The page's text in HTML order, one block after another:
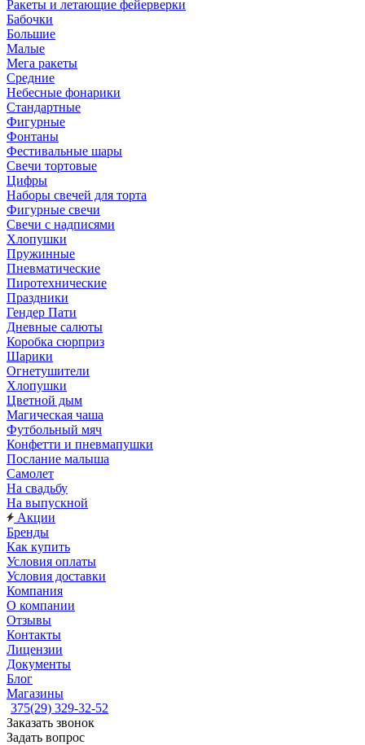
Ракеты и летающие фейерверки
Бабочки
Большие
Малые
Мега ракеты
Средние
Небесные фонарики
Стандартные
Фигурные
Фонтаны
Фестивальные шары
Свечи тортовые
Цифры
Наборы свечей для торта
Фигурные свечи
Свечи с надписями
Хлопушки
Пружинные
Пневматические
Пиротехнические
Праздники
Гендер Пати
Дневные салюты
Коробка сюрприз
Шарики
Огнетушители
Хлопушки
Цветной дым
Магическая чаша
Футбольный мяч
Конфетти и пневмапушки
Послание малыша
Самолет
На свадьбу
На выпускной
Акции
Бренды
Как купить
Условия оплаты
Условия доставки
Компания
О компании
Отзывы
Контакты
Лицензии
Документы
Блог
Магазины
375(29) 329-32-52
Заказать звонок
Задать вопрос